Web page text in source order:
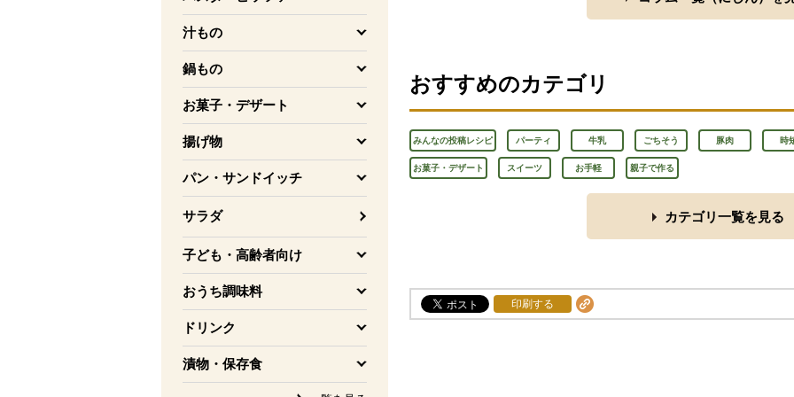
を開く
汁もの
を開く
鍋もの
を開く
お菓子・デザート
を開く
揚げ物
を開く
パン・サンドイッチ
を開く
サラダ
子ども・高齢者向け
を開く
おうち調味料
を開く
ドリンク
を開く
漬物・保存食
を開く
おすすめのカテゴリ
みんなの投稿レシピ パーティ 牛乳 ごちそう 豚肉 時
お菓子・デザート スイーツ お手軽 親子で作る
カテゴリ一覧を見る
印刷する